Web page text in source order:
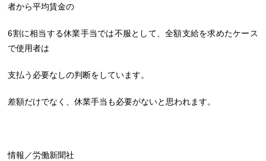
者から平均賃金の
6割に相当する休業手当では不服として、全額支給を求めたケース
で使用者は
支払う必要なしの判断をしています。
差額だけでなく、休業手当も必要がないと思われます。
情報／労働新聞社